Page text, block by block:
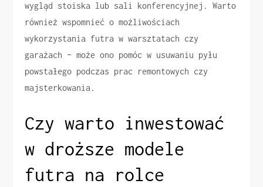
wygląd stoiska lub sali konferencyjnej. Warto
również wspomnieć o możliwościach
wykorzystania futra w warsztatach czy
garażach – może ono pomóc w usuwaniu pyłu
powstałego podczas prac remontowych czy
majsterkowania.
Czy warto inwestować
w droższe modele
futra na rolce